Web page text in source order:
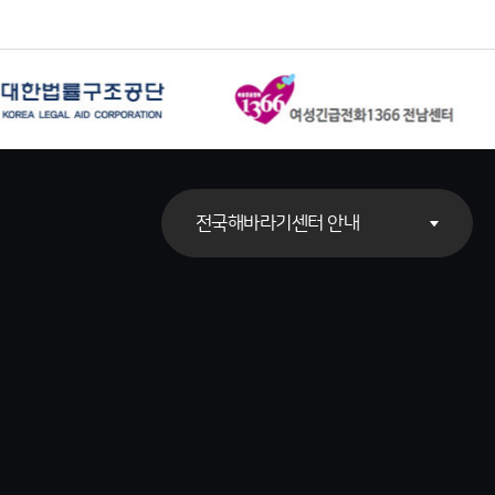
전국해바라기센터 안내